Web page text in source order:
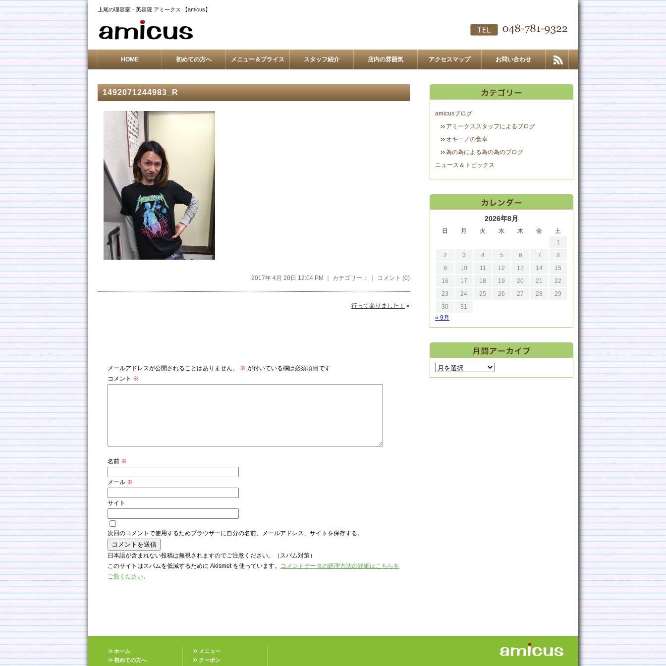
上尾の理容室・美容院 アミークス 【amicus】
HOME 初めての方へ メニュー＆プライス スタッフ紹介 店内の雰囲気 アクセスマップ お問い合わせ
1492071244983_R
2017年 4月 20日 12:04 PM ｜ カテゴリー： ｜ コメント (0)
行って参りました！ »
メールアドレスが公開されることはありません。 ※ が付いている欄は必須項目です
コメント ※
名前 ※
メール ※
サイト
次回のコメントで使用するためブラウザーに自分の名前、メールアドレス、サイトを保存する。
日本語が含まれない投稿は無視されますのでご注意ください。（スパム対策）
このサイトはスパムを低減するために Akismet を使っています。 コメントデータの処理方法の詳細はこちらを
ご覧ください。
amicusブログ
アミークススタッフによるブログ
オギーノの食卓
為の為による為の為のブログ
ニュース＆トピックス
2026年8月
日 月 火 水 木 金
土
1
2
3 4 5 6 7
8
9
10 11 12 13 14
15
16
17 18 19 20 21
22
23
24 25 26 27 28
29
30
31
« 9月
ホーム
初めての方へ
メニュー
クーポン